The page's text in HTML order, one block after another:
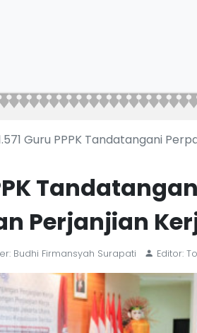
Guru PPPK Tandatangani
Perjanjian
Budhi Firmansyah Surapati Editor: